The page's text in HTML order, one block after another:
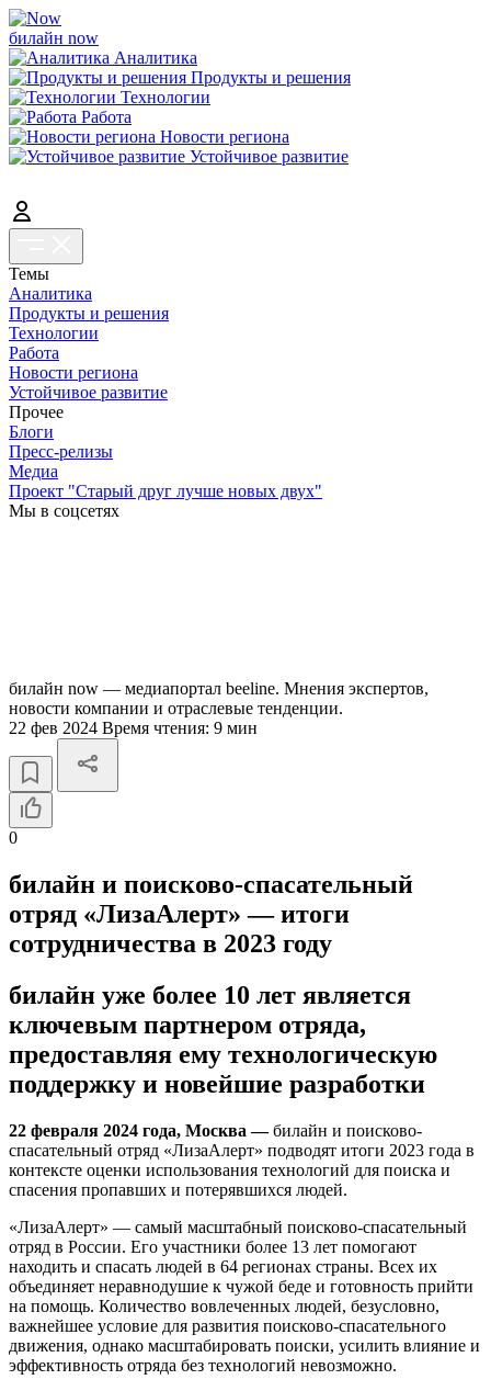
билайн now
Аналитика
Продукты и решения
Технологии
Работа
Новости региона
Устойчивое развитие
Темы
Аналитика
Продукты и решения
Технологии
Работа
Новости региона
Устойчивое развитие
Прочее
Блоги
Пресс-релизы
Медиа
Проект "Старый друг лучше новых двух"
Мы в соцсетях
билайн now — медиапортал beeline. Мнения экспертов,
новости компании и отраслевые тенденции.
22 фев 2024 Время чтения: 9 мин
0
билайн и поисково-спасательный
отряд «ЛизаАлерт» — итоги
сотрудничества в 2023 году
билайн уже более 10 лет является
ключевым партнером отряда,
предоставляя ему технологическую
поддержку и новейшие разработки
22 февраля 2024 года, Москва —билайн и поисково-
спасательный отряд «ЛизаАлерт» подводят итоги 2023 года в
контексте оценки использования технологий для поиска и
спасения пропавших и потерявшихся людей.
«ЛизаАлерт» — самый масштабный поисково-спасательный
отряд в России. Его участники более 13 лет помогают
находить и спасать людей в 64 регионах страны. Всех их
объединяет неравнодушие к чужой беде и готовность прийти
на помощь. Количество вовлеченных людей, безусловно,
важнейшее условие для развития поисково-спасательного
движения, однако масштабировать поиски, усилить влияние и
эффективность отряда без технологий невозможно.